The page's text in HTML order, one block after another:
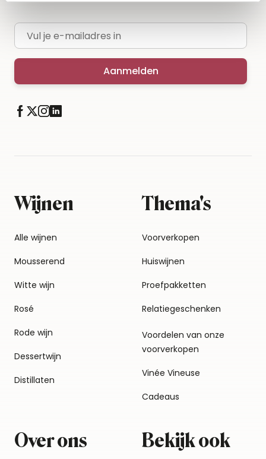
E-mailadres
Aanmelden
Wijnen
Alle wijnen
Mousserend
Witte wijn
Rosé
Rode wijn
Dessertwijn
Distillaten
Thema's
Voorverkopen
Huiswijnen
Proefpakketten
Relatiegeschenken
Voordelen van onze
voorverkopen
Vinée Vineuse
Cadeaus
Over ons Bekijk ook